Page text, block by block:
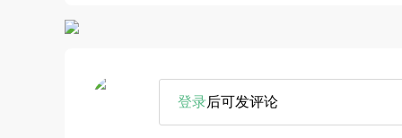
登录后可发评论